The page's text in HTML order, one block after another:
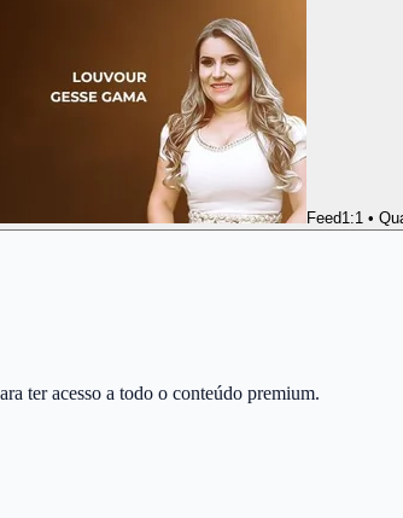
Feed1:1 •
ter acesso a todo o conteúdo premium.